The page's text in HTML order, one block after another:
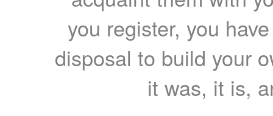
you register, you
disposal to build your
it was, it is,